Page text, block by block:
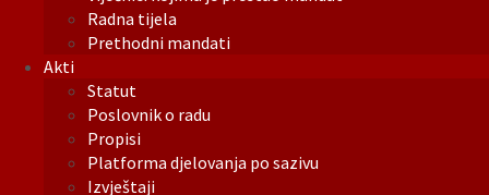
Radna tijela
Prethodni mandati
Akti
Statut
Poslovnik o radu
Propisi
Platforma djelovanja po sazivu
Izvještaji